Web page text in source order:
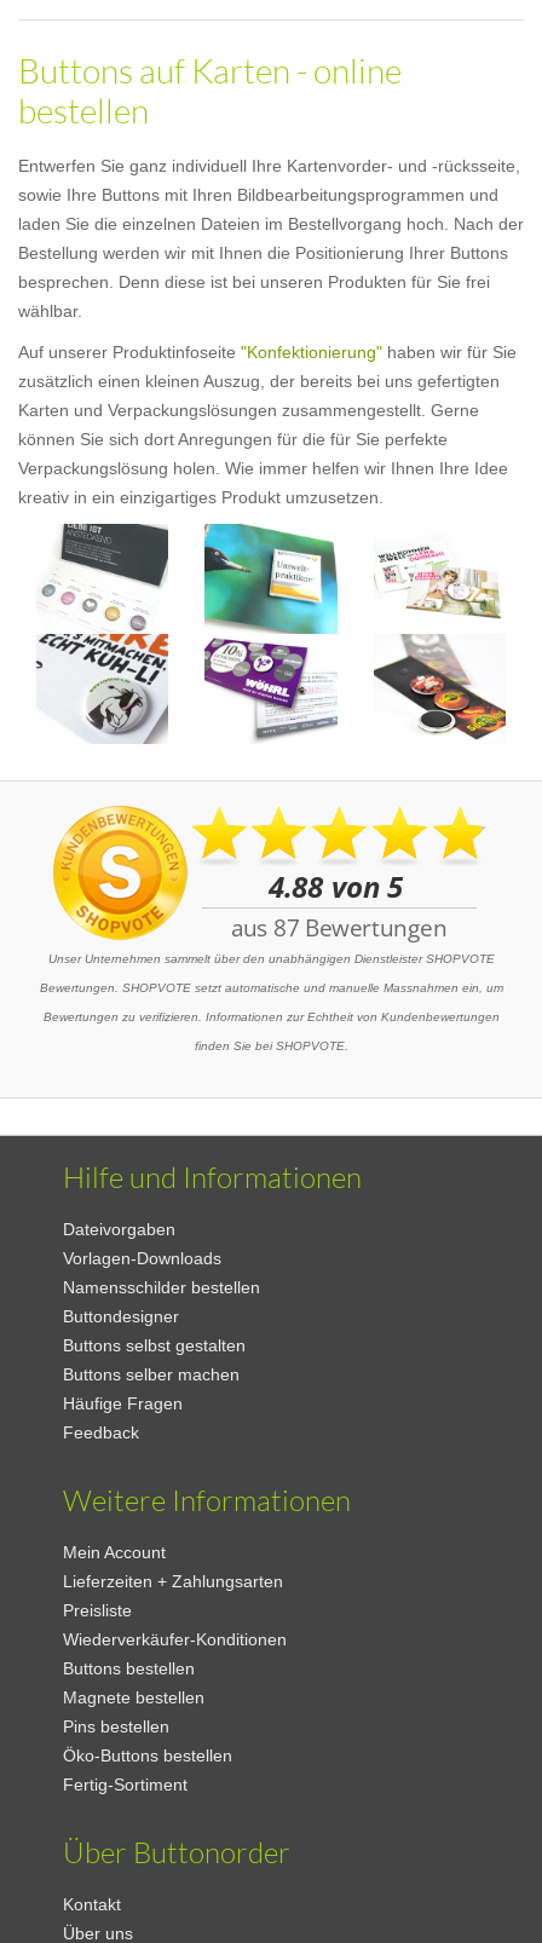
Buttons auf Karten - online
bestellen
Entwerfen Sie ganz individuell Ihre Kartenvorder- und -rücksseite,
sowie Ihre Buttons mit Ihren Bildbearbeitungsprogrammen und
laden Sie die einzelnen Dateien im Bestellvorgang hoch. Nach der
Bestellung werden wir mit Ihnen die Positionierung Ihrer Buttons
besprechen. Denn diese ist bei unseren Produkten für Sie frei
wählbar.
Auf unserer Produktinfoseite "Konfektionierung" haben wir für Sie
zusätzlich einen kleinen Auszug, der bereits bei uns gefertigten
Karten und Verpackungslösungen zusammengestellt. Gerne
können Sie sich dort Anregungen für die für Sie perfekte
Verpackungslösung holen. Wie immer helfen wir Ihnen Ihre Idee
kreativ in ein einzigartiges Produkt umzusetzen.
Unser Unternehmen sammelt über den unabhängigen Dienstleister SHOPVOTE
Bewertungen. SHOPVOTE setzt automatische und manuelle Massnahmen ein, um
Bewertungen zu verifizieren. Informationen zur Echtheit von Kundenbewertungen
finden Sie bei SHOPVOTE.
Hilfe und Informationen
Dateivorgaben
Vorlagen-Downloads
Namensschilder bestellen
Buttondesigner
Buttons selbst gestalten
Buttons selber machen
Häufige Fragen
Feedback
Weitere Informationen
Mein Account
Lieferzeiten + Zahlungsarten
Preisliste
Wiederverkäufer-Konditionen
Buttons bestellen
Magnete bestellen
Pins bestellen
Öko-Buttons bestellen
Fertig-Sortiment
Über Buttonorder
Kontakt
Über uns